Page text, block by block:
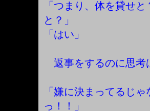
「つまり、体を貸せ
と？」
「はい」
返事をするのに思考
「嫌に決まってるじ
っ！！」